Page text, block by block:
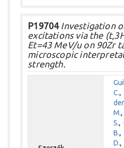
P19704Investigation
excitations via the
Et=43 MeV/u on 90Zr
microscopic
strength.
C.,
M.
S.,
B.,
D.